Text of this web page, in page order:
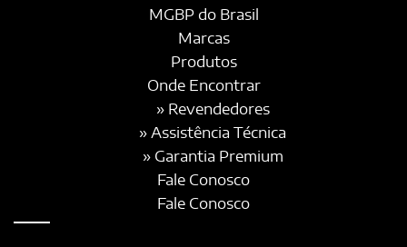
MGBP do Brasil
Marcas
Produtos
Onde Encontrar
» Revendedores
» Assistência Técnica
» Garantia Premium
Fale Conosco
Fale Conosco